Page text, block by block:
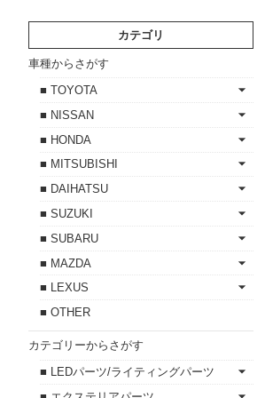
カテゴリ
車種からさがす
■ TOYOTA
■ NISSAN
■ HONDA
■ MITSUBISHI
■ DAIHATSU
■ SUZUKI
■ SUBARU
■ MAZDA
■ LEXUS
■ OTHER
カテゴリーからさがす
■ LEDパーツ/ライティングパーツ